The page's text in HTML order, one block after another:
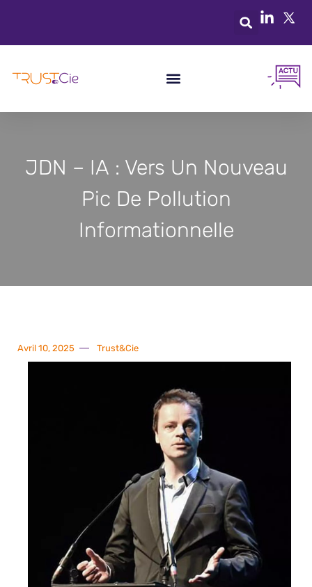
JDN – IA : Vers Un Nouveau
Pic De Pollution
Informationnelle
Avril 10, 2025 Trust&Cie